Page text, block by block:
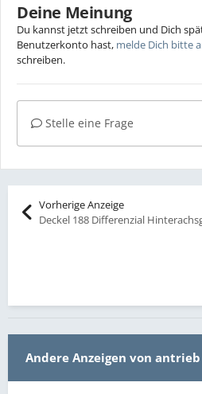
Deine Meinung
Du kannst jetzt schreiben und Dich
Benutzerkonto hast, melde Dich bitte
schreiben.
Stelle eine Frage
Vorherige Anzeige
Deckel 188 Differenzial
Andere Anzeigen von antrieb